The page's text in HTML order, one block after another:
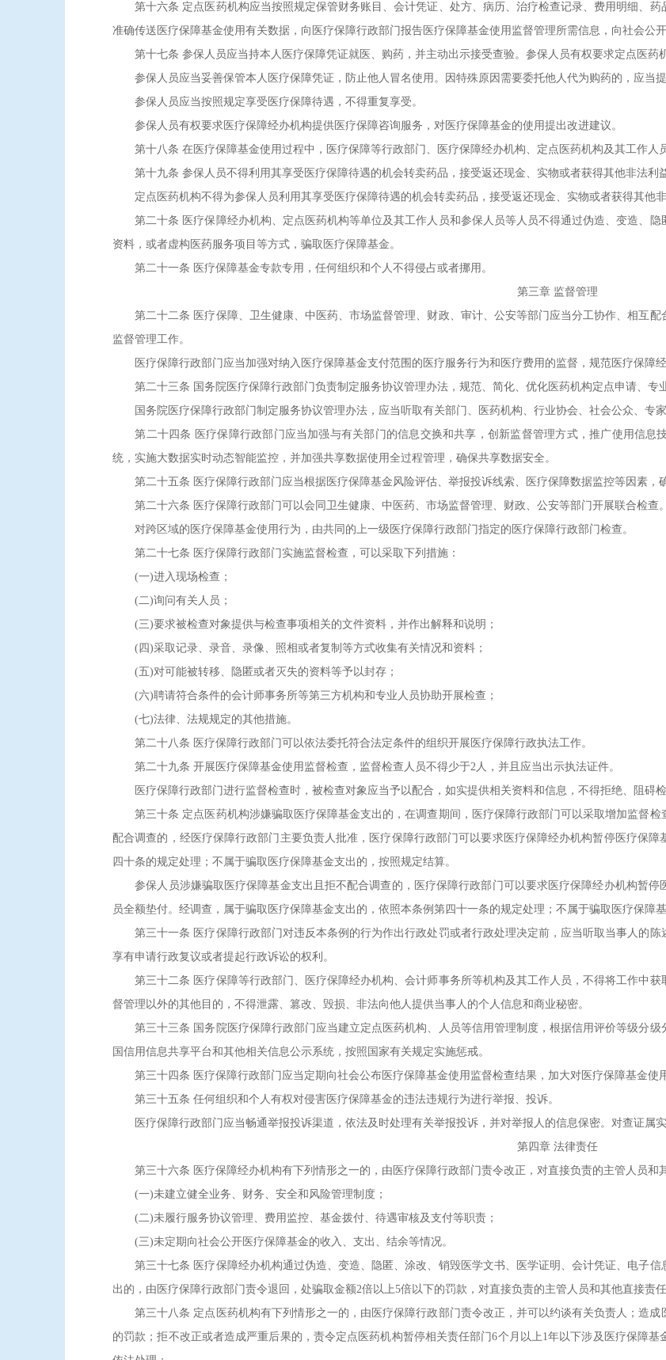
第十六条 定点医药机构应当按照规定保管财务账目、会计凭证、处方、病历、治疗检查记录、费用明细、药
准确传送医疗保障基金使用有关数据，向医疗保障行政部门报告医疗保障基金使用监督管理所需信息，向社会公
第十七条 参保人员应当持本人医疗保障凭证就医、购药，并主动出示接受查验。参保人员有权要求定点医药
参保人员应当妥善保管本人医疗保障凭证，防止他人冒名使用。因特殊原因需要委托他人代为购药的，应当提
参保人员应当按照规定享受医疗保障待遇，不得重复享受。
参保人员有权要求医疗保障经办机构提供医疗保障咨询服务，对医疗保障基金的使用提出改进建议。
第十八条 在医疗保障基金使用过程中，医疗保障等行政部门、医疗保障经办机构、定点医药机构及其工作人
第十九条 参保人员不得利用其享受医疗保障待遇的机会转卖药品，接受返还现金、实物或者获得其他非法利益
定点医药机构不得为参保人员利用其享受医疗保障待遇的机会转卖药品，接受返还现金、实物或者获得其他非
第二十条 医疗保障经办机构、定点医药机构等单位及其工作人员和参保人员等人员不得通过伪造、变造、隐
资料，或者虚构医药服务项目等方式，骗取医疗保障基金。
第二十一条 医疗保障基金专款专用，任何组织和个人不得侵占或者挪用。
第三章 监督管理
第二十二条 医疗保障、卫生健康、中医药、市场监督管理、财政、审计、公安等部门应当分工协作、相互配
监督管理工作。
医疗保障行政部门应当加强对纳入医疗保障基金支付范围的医疗服务行为和医疗费用的监督，规范医疗保障经
第二十三条 国务院医疗保障行政部门负责制定服务协议管理办法，规范、简化、优化医药机构定点申请、专
国务院医疗保障行政部门制定服务协议管理办法，应当听取有关部门、医药机构、行业协会、社会公众、专家
第二十四条 医疗保障行政部门应当加强与有关部门的信息交换和共享，创新监督管理方式，推广使用信息
统，实施大数据实时动态智能监控，并加强共享数据使用全过程管理，确保共享数据安全。
第二十五条 医疗保障行政部门应当根据医疗保障基金风险评估、举报投诉线索、医疗保障数据监控等因素，
第二十六条 医疗保障行政部门可以会同卫生健康、中医药、市场监督管理、财政、公安等部门开展联合检查。
对跨区域的医疗保障基金使用行为，由共同的上一级医疗保障行政部门指定的医疗保障行政部门检查。
第二十七条 医疗保障行政部门实施监督检查，可以采取下列措施：
(一)进入现场检查；
(二)询问有关人员；
(三)要求被检查对象提供与检查事项相关的文件资料，并作出解释和说明；
(四)采取记录、录音、录像、照相或者复制等方式收集有关情况和资料；
(五)对可能被转移、隐匿或者灭失的资料等予以封存；
(六)聘请符合条件的会计师事务所等第三方机构和专业人员协助开展检查；
(七)法律、法规规定的其他措施。
第二十八条 医疗保障行政部门可以依法委托符合法定条件的组织开展医疗保障行政执法工作。
第二十九条 开展医疗保障基金使用监督检查，监督检查人员不得少于2人，并且应当出示执法证件。
医疗保障行政部门进行监督检查时，被检查对象应当予以配合，如实提供相关资料和信息，不得拒绝、阻碍检
第三十条 定点医药机构涉嫌骗取医疗保障基金支出的，在调查期间，医疗保障行政部门可以采取增加监督检
配合调查的，经医疗保障行政部门主要负责人批准，医疗保障行政部门可以要求医疗保障经办机构暂停医疗保
四十条的规定处理；不属于骗取医疗保障基金支出的，按照规定结算。
参保人员涉嫌骗取医疗保障基金支出且拒不配合调查的，医疗保障行政部门可以要求医疗保障经办机构暂停
员全额垫付。经调查，属于骗取医疗保障基金支出的，依照本条例第四十一条的规定处理；不属于骗取医疗保障
第三十一条 医疗保障行政部门对违反本条例的行为作出行政处罚或者行政处理决定前，应当听取当事人的陈
享有申请行政复议或者提起行政诉讼的权利。
第三十二条 医疗保障等行政部门、医疗保障经办机构、会计师事务所等机构及其工作人员，不得将工作中获
督管理以外的其他目的，不得泄露、篡改、毁损、非法向他人提供当事人的个人信息和商业秘密。
第三十三条 国务院医疗保障行政部门应当建立定点医药机构、人员等信用管理制度，根据信用评价等级分级
国信用信息共享平台和其他相关信息公示系统，按照国家有关规定实施惩戒。
第三十四条 医疗保障行政部门应当定期向社会公布医疗保障基金使用监督检查结果，加大对医疗保障基金使
第三十五条 任何组织和个人有权对侵害医疗保障基金的违法违规行为进行举报、投诉。
医疗保障行政部门应当畅通举报投诉渠道，依法及时处理有关举报投诉，并对举报人的信息保密。对查证属实
第四章 法律责任
第三十六条 医疗保障经办机构有下列情形之一的，由医疗保障行政部门责令改正，对直接负责的主管人员和
(一)未建立健全业务、财务、安全和风险管理制度；
(二)未履行服务协议管理、费用监控、基金拨付、待遇审核及支付等职责；
(三)未定期向社会公开医疗保障基金的收入、支出、结余等情况。
第三十七条 医疗保障经办机构通过伪造、变造、隐匿、涂改、销毁医学文书、医学证明、会计凭证、电子信
出的，由医疗保障行政部门责令退回，处骗取金额2倍以上5倍以下的罚款，对直接负责的主管人员和其他直接责
第三十八条 定点医药机构有下列情形之一的，由医疗保障行政部门责令改正，并可以约谈有关负责人；造成
的罚款；拒不改正或者造成严重后果的，责令定点医药机构暂停相关责任部门6个月以上1年以下涉及医疗保障